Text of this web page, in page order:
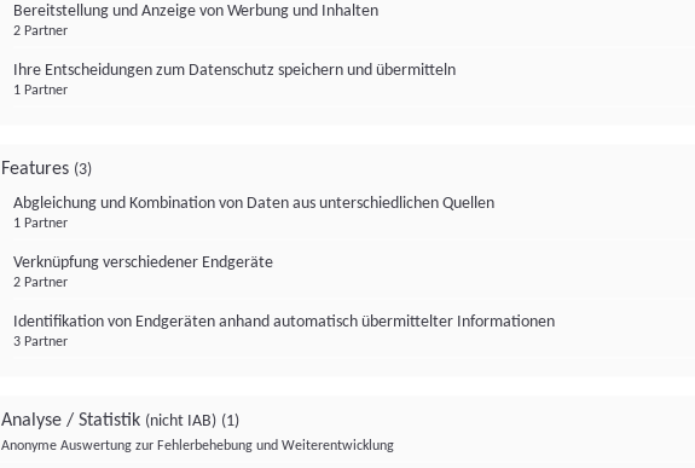
Bereitstellung und Anzeige von Werbung und Inhalten
2 Partner
Ihre Entscheidungen zum Datenschutz speichern und übermitteln
1 Partner
Features (3)
Abgleichung und Kombination von Daten aus unterschiedlichen Quellen
1 Partner
Verknüpfung verschiedener Endgeräte
2 Partner
Identifikation von Endgeräten anhand automatisch übermittelter Informationen
3 Partner
Analyse / Statistik (nicht IAB) (1)
Anonyme Auswertung zur Fehlerbehebung und Weiterentwicklung